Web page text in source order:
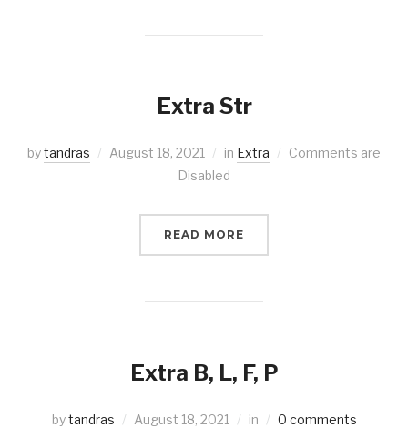
Extra Str
bytandras August 18, 2021 in Extra
Comments are
Disabled
READ MORE
Extra B, L, F, P
bytandras August 18, 2021 in 0 comments